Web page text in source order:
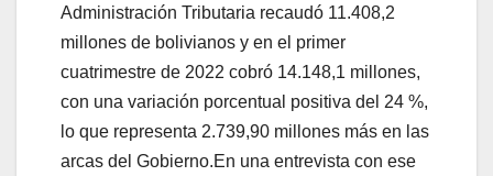
Administración Tributaria recaudó 11.408,2
millones de bolivianos y en el primer
cuatrimestre de 2022 cobró 14.148,1 millones,
con una variación porcentual positiva del 24 %,
lo que representa 2.739,90 millones más en las
arcas del Gobierno.En una entrevista con ese